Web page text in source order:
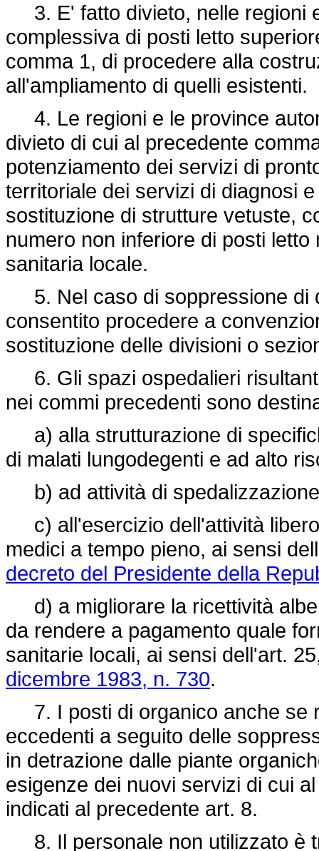
3. E' fatto divieto, nelle regioni
complessiva di posti letto
comma 1, di procedere alla
all'ampliamento di quelli esistenti.
4. Le regioni e le province
divieto di cui al precedente
potenziamento dei servizi di
territoriale dei servizi di diagnosi
sostituzione di strutture vetuste,
numero non inferiore di posti
sanitaria locale.
5. Nel caso di soppressione di
consentito procedere a
sostituzione delle divisioni o
6. Gli spazi ospedalieri
nei commi precedenti sono
a) alla strutturazione di
di malati lungodegenti e ad alto
b) ad attività di
c) all'esercizio dell'attività
medici a tempo pieno, ai sensi
decreto del Presidente della
d) a migliorare la ricettività
da rendere a pagamento quale
sanitarie locali, ai sensi dell'art.
dicembre 1983, n. 730.
7. I posti di organico anche se
eccedenti a seguito delle
in detrazione dalle piante
esigenze dei nuovi servizi di cui
indicati al precedente art. 8.
8. Il personale non utilizzato è